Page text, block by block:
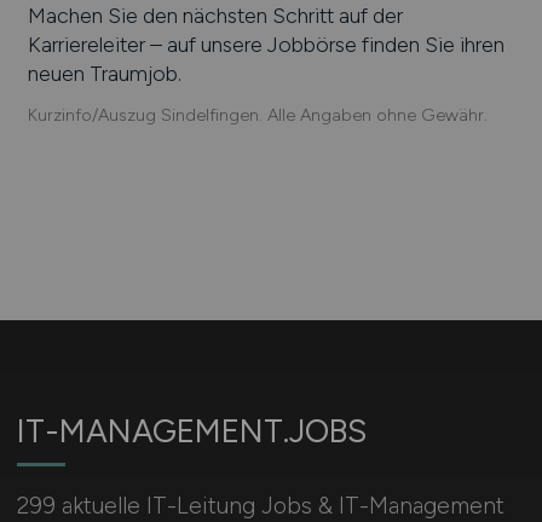
Machen Sie den nächsten Schritt auf der
Karriereleiter – auf unsere Jobbörse finden Sie ihren
neuen Traumjob.
Kurzinfo/Auszug Sindelfingen. Alle Angaben ohne Gewähr.
IT-MANAGEMENT.JOBS
299 aktuelle IT-Leitung Jobs & IT-Management